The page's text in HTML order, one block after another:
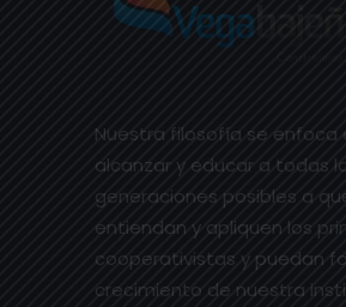
Nuestra filosofía se enfoca
alcanzar y educar a todas
generaciones posibles a
entiendan y apliquen los
cooperativistas y puedan
crecimiento de nuestra